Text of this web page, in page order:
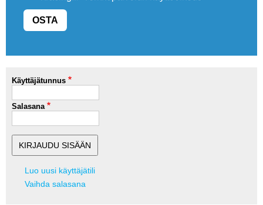
OSTA
Käyttäjätunnus
Salasana
Luo uusi käyttäjätili
Vaihda salasana